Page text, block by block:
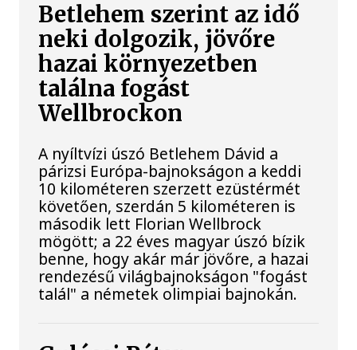
Betlehem szerint az idő
neki dolgozik, jövőre
hazai környezetben
találna fogást
Wellbrockon
A nyíltvízi úszó Betlehem Dávid a
párizsi Európa-bajnokságon a keddi
10 kilométeren szerzett ezüstérmét
követően, szerdán 5 kilométeren is
második lett Florian Wellbrock
mögött; a 22 éves magyar úszó bízik
benne, hogy akár már jövőre, a hazai
rendezésű világbajnokságon "fogást
talál" a németek olimpiai bajnokán.